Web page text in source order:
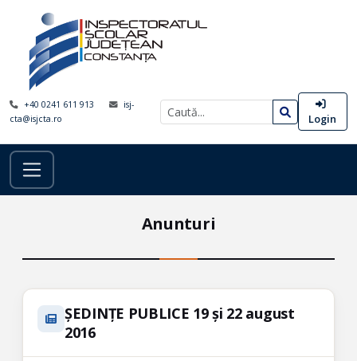
+40 0241 611 913
isj-
cta@isjcta.ro
Login
Anunturi
ȘEDINȚE PUBLICE 19 și 22 august
2016